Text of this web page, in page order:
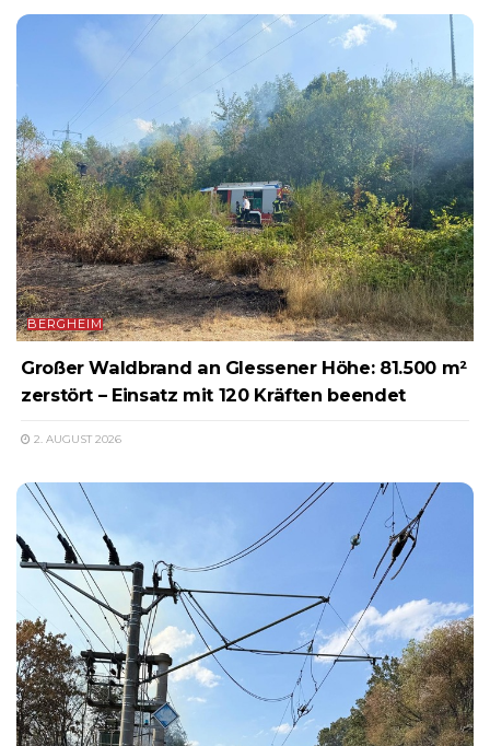
BERGHEIM
Großer Waldbrand an Glessener Höhe: 81.500 m²
zerstört – Einsatz mit 120 Kräften beendet
2. AUGUST 2026